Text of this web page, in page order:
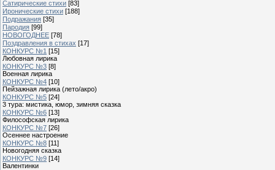
Сатирические стихи [83]
Иронические стихи [188]
Подражания [35]
Пародия [99]
НОВОГОДНЕЕ [78]
Поздравления в стихах [17]
КОНКУРС №1 [15]
Любовная лирика
КОНКУРС №3 [8]
Военная лирика
КОНКУРС №4 [10]
Пейзажная лирика (лето/акро)
КОНКУРС №5 [24]
3 тура: мистика, юмор, зимняя сказка
КОНКУРС №6 [13]
Философская лирика
КОНКУРС №7 [26]
Осеннее настроение
КОНКУРС №8 [11]
Новогодняя сказка
КОНКУРС №9 [14]
Валентинки